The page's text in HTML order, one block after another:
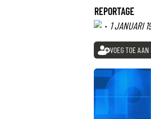
REPORTAGE
· 1 JANUARI
VOEG TOE AAN